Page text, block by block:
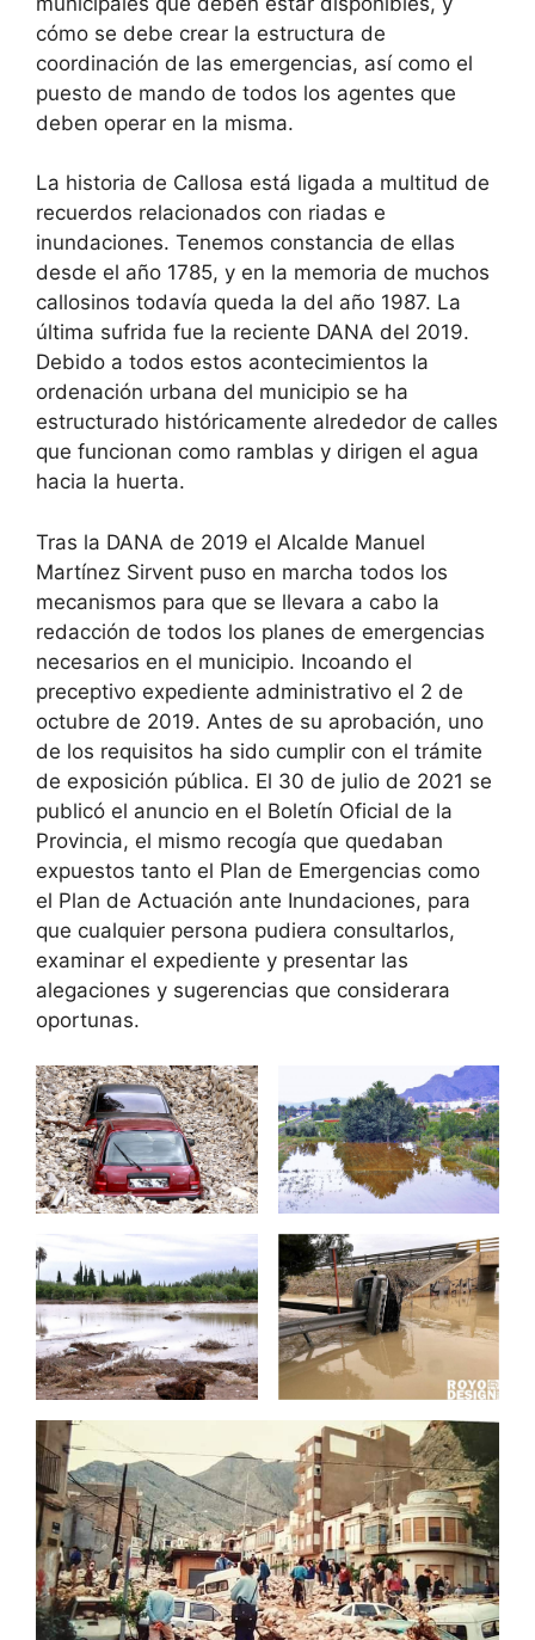
cómo se debe crear la estructura de
coordinación de las emergencias, así como el
puesto de mando de todos los agentes que
deben operar en la misma.
La historia de Callosa está ligada a multitud de
recuerdos relacionados con riadas e
inundaciones. Tenemos constancia de ellas
desde el año 1785, y en la memoria de muchos
callosinos todavía queda la del año 1987. La
última sufrida fue la reciente DANA del 2019.
Debido a todos estos acontecimientos la
ordenación urbana del municipio se ha
estructurado históricamente alrededor de calles
que funcionan como ramblas y dirigen el agua
hacia la huerta.
Tras la DANA de 2019 el Alcalde Manuel
Martínez Sirvent puso en marcha todos los
mecanismos para que se llevara a cabo la
redacción de todos los planes de emergencias
necesarios en el municipio. Incoando el
preceptivo expediente administrativo el 2 de
octubre de 2019. Antes de su aprobación, uno
de los requisitos ha sido cumplir con el trámite
de exposición pública. El 30 de julio de 2021 se
publicó el anuncio en el Boletín Oficial de la
Provincia, el mismo recogía que quedaban
expuestos tanto el Plan de Emergencias como
el Plan de Actuación ante Inundaciones, para
que cualquier persona pudiera consultarlos,
examinar el expediente y presentar las
alegaciones y sugerencias que considerara
oportunas.